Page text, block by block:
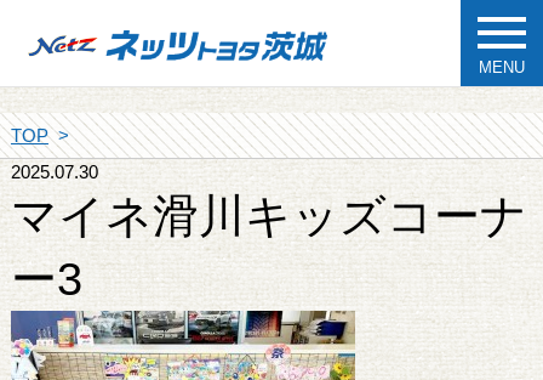
MENU
TOP
2025.07.30
マイネ滑川キッズコーナ
ー3